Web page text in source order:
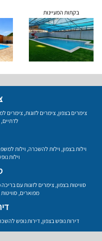
בקתות המעיינות
צימרים בצפון, צימרים לזוגות, צימרים
לדתיים,
וילות בצפון, וילות להשכרה, וילות
וילות
סוויטות בצפון,צימרים לזוגות עם
מפוארים,
דירות נופש בצפון, דירות נופש